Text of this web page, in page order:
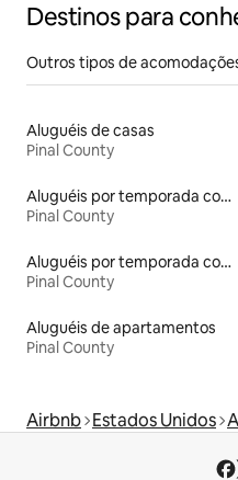
Destinos para
Outros tipos de
Aluguéis de casas
Pinal County
Aluguéis por temporada com café da manhã
Pinal County
Aluguéis por temporada com caiaque
Pinal County
Aluguéis de apartamentos
Pinal County
Airbnb Estados Unidos